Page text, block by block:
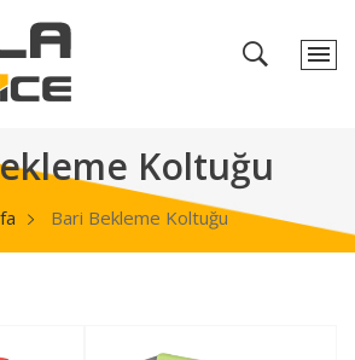
Koltuğu
Bari Bekleme Koltuğu